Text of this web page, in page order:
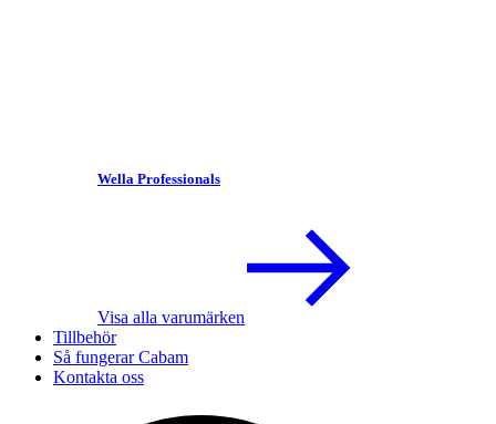
Wella Professionals
Visa alla varumärken
Tillbehör
Så fungerar Cabam
Kontakta oss